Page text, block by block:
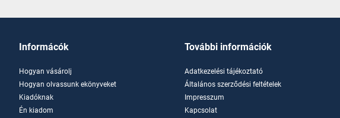
Informácók
Hogyan vásárolj
Hogyan olvassunk ekönyveket
Kiadóknak
Én kiadom
További információk
Adatkezelési tájékoztató
Általános szerződési feltételek
Impresszum
Kapcsolat